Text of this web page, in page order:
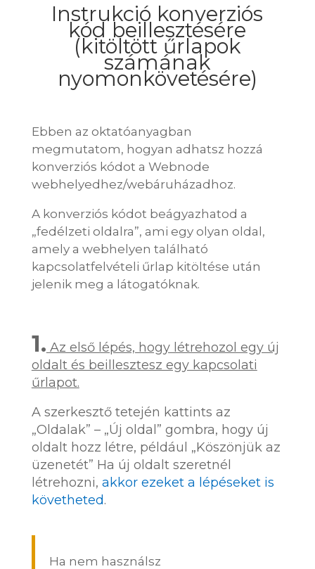
Instrukció konverziós
kód beillesztésére
(kitöltött űrlapok
számának
nyomonkövetésére)
Ebben az oktatóanyagban
megmutatom, hogyan adhatsz hozzá
konverziós kódot a Webnode
webhelyedhez/webáruházadhoz.
A konverziós kódot beágyazhatod a
„fedélzeti oldalra”, ami egy olyan oldal,
amely a webhelyen található
kapcsolatfelvételi űrlap kitöltése után
jelenik meg a látogatóknak.
1. Az első lépés, hogy létrehozol egy új
oldalt és beillesztesz egy kapcsolati
űrlapot.
A szerkesztő tetején kattints az
„Oldalak” – „Új oldal” gombra, hogy új
oldalt hozz létre, például „Köszönjük az
üzenetét” Ha új oldalt szeretnél
létrehozni, akkor ezeket a lépéseket is
követheted.
Ha nem használsz